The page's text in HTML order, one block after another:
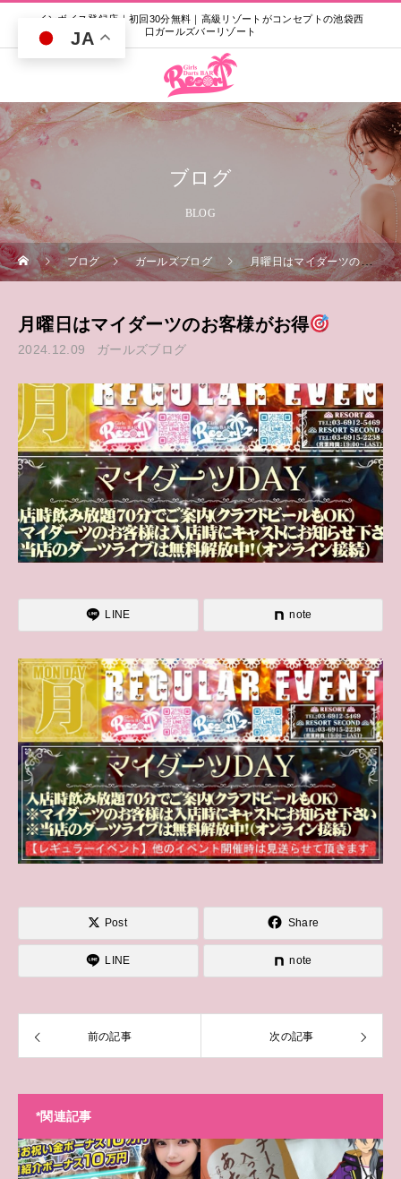
インボイス登録店｜初回30分無料｜高級リゾートがコンセプトの池袋西
口ガールズバーリゾート
ブログ
BLOG
ブログ ガールズブログ 月曜日はマイダーツのお客様がお得
月曜日はマイダーツのお客様がお得
2024.12.09 ガールズブログ
LINE note
Post Share
LINE note
前の記事 次の記事
*関連記事
JA